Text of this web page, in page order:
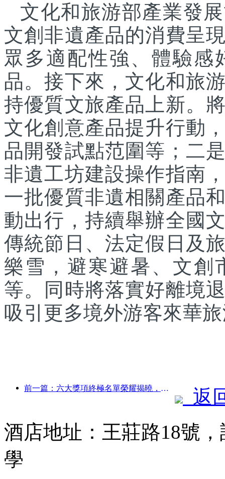
文化和旅游部產業發
文創非遺產品的消費呈
眾多適配性強、體驗感
品。接下來，文化和旅
持優質文旅產品上新。
文化創意產品提升行動
品開發試點范圍等；二
非遺工坊建設操作指南
一批優質非遺相關產品
動出行，持續舉辦全國
傳統節日、法定假日及
樂雪，避寒避暑、文創
等。同時將落實好離境
吸引更多境外游客來華
前一篇：六大獎項終極名單榮耀揭曉，百余酒店及企業斬獲年度獎項！
返
酒店地址：王莊路18號
學